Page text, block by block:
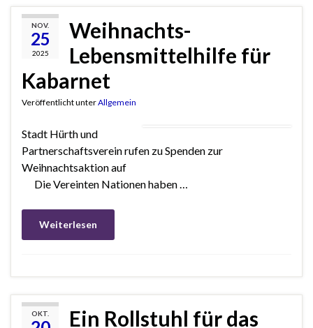
NOV.
25
2025
Weihnachts-
Lebensmittelhilfe für
Kabarnet
Veröffentlicht unterAllgemein
Stadt Hürth und
Partnerschaftsverein rufen zu Spenden zur
Weihnachtsaktion auf
Die Vereinten Nationen haben …
Weiterlesen
OKT.
Ein Rollstuhl für das